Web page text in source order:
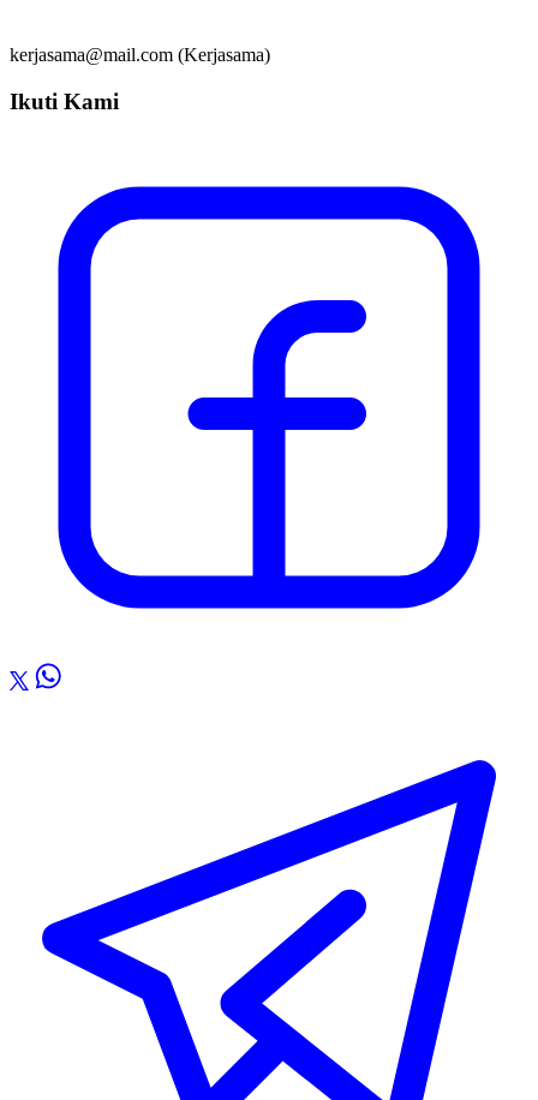
kerjasama@mail.com (Kerjasama)
Ikuti Kami